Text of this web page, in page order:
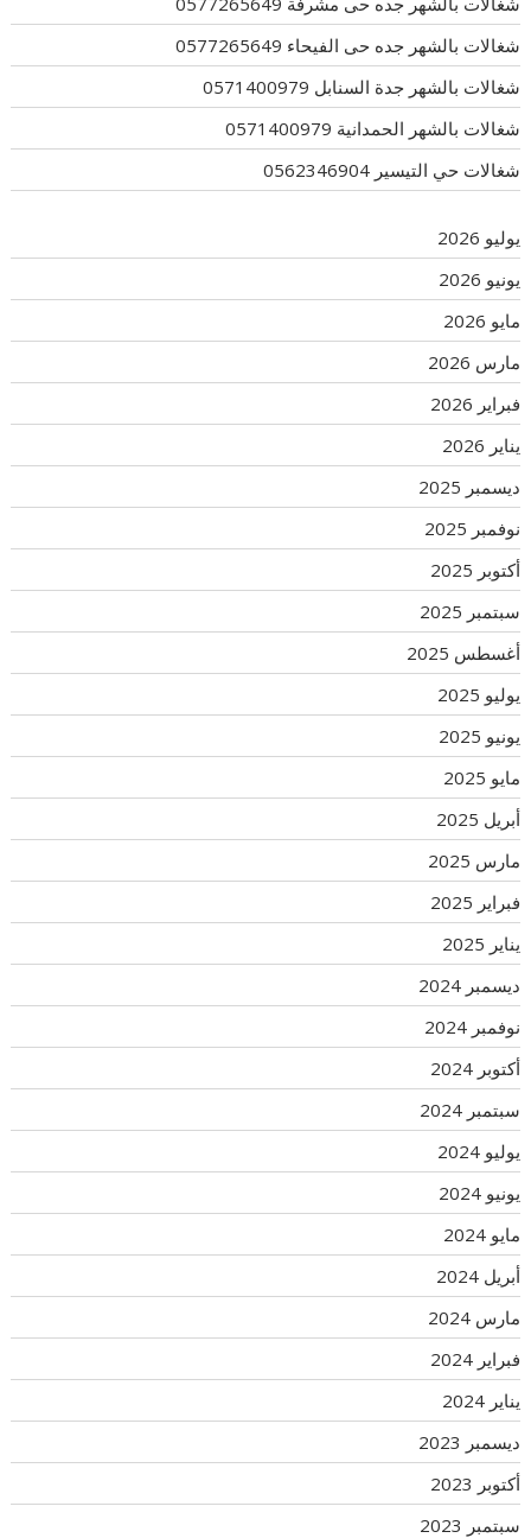
شغالات بالشهر جده حى الفيحاء 0577265649
شغالات بالشهر جدة السنابل 0571400979
شغالات بالشهر الحمدانية 0571400979
شغالات حي التيسير 0562346904
يوليو 2026
يونيو 2026
مايو 2026
مارس 2026
فبراير 2026
يناير 2026
ديسمبر 2025
نوفمبر 2025
أكتوبر 2025
سبتمبر 2025
أغسطس 2025
يوليو 2025
يونيو 2025
مايو 2025
أبريل 2025
مارس 2025
فبراير 2025
يناير 2025
ديسمبر 2024
نوفمبر 2024
أكتوبر 2024
سبتمبر 2024
يوليو 2024
يونيو 2024
مايو 2024
أبريل 2024
مارس 2024
فبراير 2024
يناير 2024
ديسمبر 2023
أكتوبر 2023
سبتمبر 2023